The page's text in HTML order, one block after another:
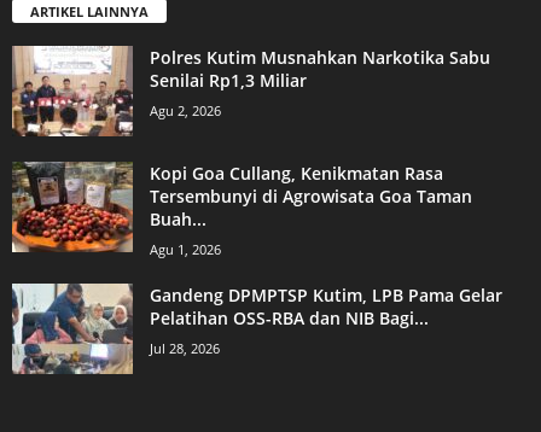
ARTIKEL LAINNYA
Polres Kutim Musnahkan Narkotika Sabu
Senilai Rp1,3 Miliar
Agu 2, 2026
Kopi Goa Cullang, Kenikmatan Rasa
Tersembunyi di Agrowisata Goa Taman
Buah...
Agu 1, 2026
Gandeng DPMPTSP Kutim, LPB Pama Gelar
Pelatihan OSS-RBA dan NIB Bagi...
Jul 28, 2026